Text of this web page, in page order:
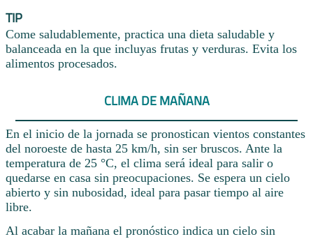
TIP
Come saludablemente, practica una dieta saludable y
balanceada en la que incluyas frutas y verduras. Evita los
alimentos procesados.
CLIMA DE MAÑANA
En el inicio de la jornada se pronostican vientos constantes
del noroeste de hasta 25 km/h, sin ser bruscos. Ante la
temperatura de 25 °C, el clima será ideal para salir o
quedarse en casa sin preocupaciones. Se espera un cielo
abierto y sin nubosidad, ideal para pasar tiempo al aire
libre.
Al acabar la mañana el pronóstico indica un cielo sin